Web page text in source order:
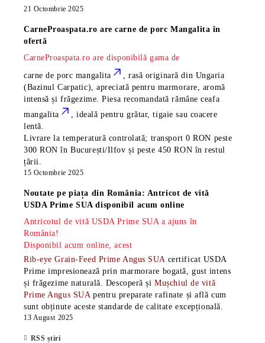
21 Octombrie 2025
CarneProaspata.ro arecarne de porc Mangalita în
ofertă
CarneProaspata.ro are disponibilă gama de
carne de porc mangalita
, rasă originară din Ungaria
(Bazinul Carpatic), apreciată pentru marmorare, aromă
intensă și frăgezime. Piesa recomandată rămâneceafa
mangalita
, ideală pentru grătar, tigaie sau coacere
lentă.
Livrare la temperatură controlată; transport 0 RON peste
300 RON în București/Ilfov și peste 450 RON în restul
țării.
15 Octombrie 2025
Noutate pe piața din România: Antricot de vită
USDA Prime SUA disponibil acum online
Antricotul de vită USDA Prime SUA a ajuns în
România!
Disponibil acum online, acest
Rib-eye Grain-Feed Prime Angus SUA certificat USDA
Prime impresionează prin marmorare bogată, gust intens
și frăgezime naturală. Descoperă șiMușchiul de vită
Prime Angus SUA pentru preparate rafinate și află cum
sunt obținute aceste standarde de calitate excepțională.
13 August 2025
RSS știri